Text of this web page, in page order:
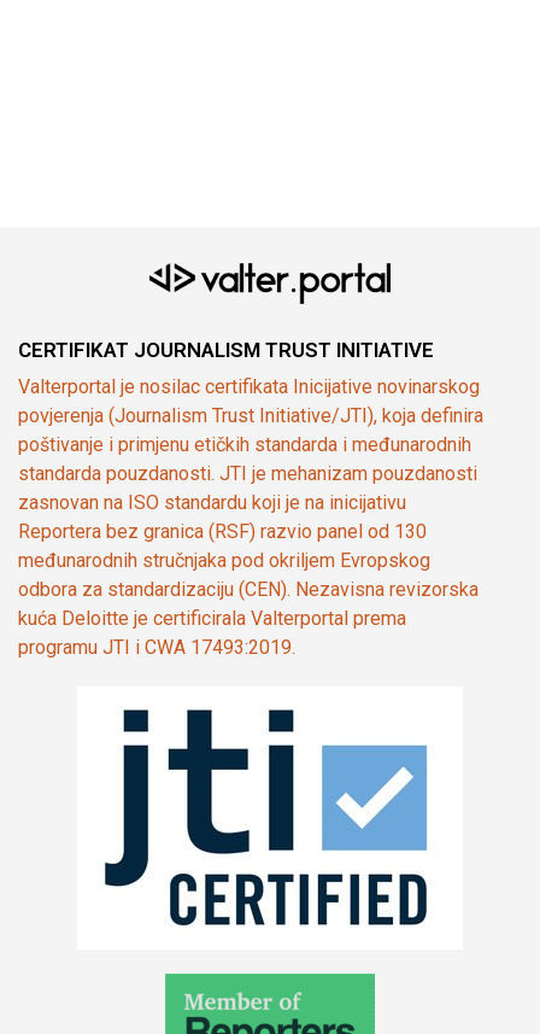
CERTIFIKAT JOURNALISM TRUST INITIATIVE
Valterportal je nosilac certifikata Inicijative novinarskog
povjerenja (Journalism Trust Initiative/JTI), koja definira
poštivanje i primjenu etičkih standarda i međunarodnih
standarda pouzdanosti. JTI je mehanizam pouzdanosti
zasnovan na ISO standardu koji je na inicijativu
Reportera bez granica (RSF) razvio panel od 130
međunarodnih stručnjaka pod okriljem Evropskog
odbora za standardizaciju (CEN). Nezavisna revizorska
kuća Deloitte je certificirala Valterportal prema
programu JTI i CWA 17493:2019.